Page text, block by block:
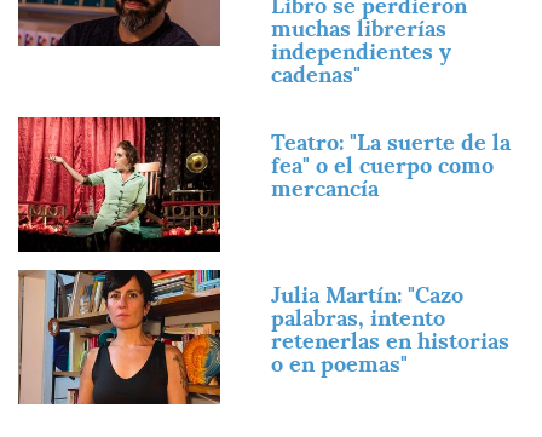
muchas librerías
independientes y
cadenas"
Imagen
Teatro: "La suerte de la
fea" o el cuerpo como
mercancía
Imagen
Julia Martín: "Cazo
palabras, intento
retenerlas en historias
o en poemas"